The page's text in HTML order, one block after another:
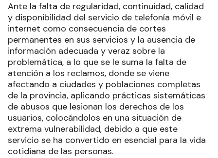
Ante la falta de regularidad, continuidad, calidad
y disponibilidad del servicio de telefonía móvil e
internet como consecuencia de cortes
permanentes en sus servicios y la ausencia de
información adecuada y veraz sobre la
problemática, a lo que se le suma la falta de
atención a los reclamos, donde se viene
afectando a ciudades y poblaciones completas
de la provincia, aplicando prácticas sistemáticas
de abusos que lesionan los derechos de los
usuarios, colocándolos en una situación de
extrema vulnerabilidad, debido a que este
servicio se ha convertido en esencial para la vida
cotidiana de las personas.